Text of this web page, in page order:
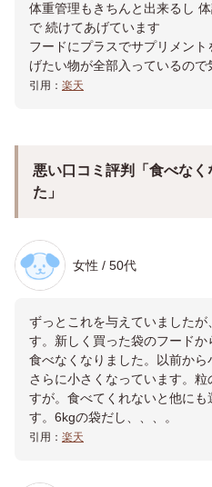
体重管理もきちんと出来るし
で 続けてあげています
フードにプラスでサプリメン
げたい物が全部入っているので
引用： 楽天
悪い口コミ評判「食べな
た」
女性 / 50代
ずっとこれを与えていましたが
す。新しく買った袋のフード
食べなくなりました。以前か
さらに小さくなっています。
すが。食べてくれないと他に
す。6kgの袋だし、、、。
引用： 楽天